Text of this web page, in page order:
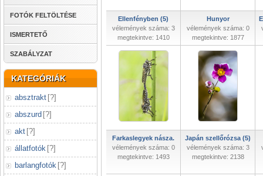
FOTÓK FELTÖLTÉSE
ISMERTETŐ
SZABÁLYZAT
KATEGÓRIÁK
absztrakt [?]
abszurd [?]
akt [?]
állatfotók [?]
barlangfotók [?]
Ellenfényben (5)
vélemények száma: 3
megtekintve: 1410
Hunyor
vélemények száma: 0
megtekintve: 1877
Farkaslegyek násza.
vélemények száma: 0
megtekintve: 1493
Japán szellőrózsa (5)
vélemények száma: 3
megtekintve: 2138